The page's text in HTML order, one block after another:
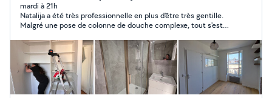
bien stratifié. 2. Travaux d'électricité: d'une simple pose
d'une prise, d'un luminaire, à la pose d'un tableau
électrique. 3. Installation d'étagères, montage de
meubles de cuisine, armoire, dressing. 4. Petits travaux
de plomberie et de réparation, par exemple : montage
d'une paroie de douche, au changement d'un robinet,
ou mitigeur. 5. Petite menuiserie: découpe de médium
pour fabriquer des portes sur mesure ou armoire. Ou
mardi à 21h
Natalija a été très professionnelle en plus d'être très gentille.
Malgré une pose de colonne de douche complexe, tout s'est
et n'hésiterai pas à faire appel à Natalija pour d'autres services